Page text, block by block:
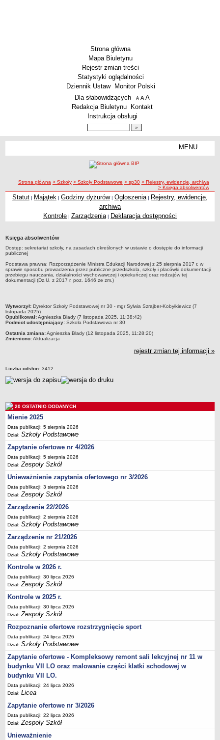
Strona główna
Mapa Biuletynu
Rejestr zmian treści
Statystyki oglądalności
Dziennik Ustaw
Monitor Polski
Menu dodatkowe
Dla słabowidzących A pomniejsz czcionkę
A standardowy rozmiar czcionki
A
Redakcja Biuletynu
Kontakt
Instrukcja obsługi
MENU
Licea
Zespoły Szkół
Techniczne Zakłady Naukowe
PRZEDSZKOLA
ARCHIWUM SZKÓŁ I PLACÓWEK
Zlikwidowane gimnazja
Przekształcone szkoły i placówki
Wielofunkcyjna Placówka
Specjalny Ośrodek nr 5
BURSA MIEJSKA
Dane podstawowe
Godziny dyżurów
Ogłoszenie
Kontrole
Sprawozdania
Deklaracja dostępności
PORADNIE PSYCHOLOGICZNO-PEDAGOGICZNE
Zespół Poradni
BIURO FINANSÓW OŚWIATY
Dane podstawowe
Statut
Majątek
Godziny dyżurów
Ogłoszenia
Zarządzenia
Rejestry, ewidencje, archiwa
Kontrole
PONOWNE WYKORZYSTYWANIE
Sprawozdania
Deklaracja dostępności
DEKLARACJA DOSTĘPNOŚCI
OŚWIADCZENIA MAJĄTKOWE
PONOWNE WYKORZYSTYWANIE
UDOSTĘPNIANIE INFORMACJI PUBLICZNEJ
OCHRONA DANYCH OSOBOWYCH
ścieżka nawigacji
Strona główna > Szkoły > Szkoły Podstawowe > sp30 > Rejestry, ewidencje, archiwa
> Księga absolwentów
Statut | Majątek | Godziny dyżurów| Ogłoszenia | Rejestry, ewidencje,
archiwa
Kontrole | Zarządzenia | Deklaracja dostępności
Księga absolwentów
Dostęp: sekretariat szkoły, na zasadach określonych w ustawie o dostępie do informacji
publicznej
Podstawa prawna: Rozporządzenie Ministra Edukacji Narodowej z 25 sierpnia 2017 r. w
sprawie sposobu prowadzenia przez publiczne przedszkola, szkoły i placówki dokumentacji
przebiegu nauczania, działalności wychowawczej i opiekuńczej oraz rodzajów tej
dokumentacji (Dz.U. z 2017 r. poz. 1646 ze zm.)
metryczka
Wytworzył: Dyrektor Szkoły Podstawowej nr 30 - mgr Sylwia Szrajber-Kobyłkiewicz (7
listopada 2025)
Opublikował:Agnieszka Blady (7 listopada 2025, 11:38:42)
Podmiot udostępniający: Szkoła Podstawowa nr 30
Ostatnia zmiana:Agnieszka Blady (12 listopada 2025, 11:28:20)
Zmieniono:Aktualizacja
rejestr zmian tej informacji »
Liczba odsłon: 3412
20 OSTATNIO DODANYCH
Mienie 2025
Data publikacji: 5 sierpnia 2026
Dział:Szkoły Podstawowe
Zapytanie ofertowe nr 4/2026
Data publikacji: 5 sierpnia 2026
Dział:Zespoły Szkół
Unieważnienie zapytania ofertowego nr 3/2026
Data publikacji: 3 sierpnia 2026
Dział:Zespoły Szkół
Zarządzenie 22/2026
Data publikacji: 2 sierpnia 2026
Dział:Szkoły Podstawowe
Zarządzenie nr 21/2026
Data publikacji: 2 sierpnia 2026
Dział:Szkoły Podstawowe
Kontrole w 2026 r.
Data publikacji: 30 lipca 2026
Dział:Zespoły Szkół
Kontrole w 2025 r.
Data publikacji: 30 lipca 2026
Dział:Zespoły Szkół
Rozpoznanie ofertowe rozstrzygnięcie sport
Data publikacji: 24 lipca 2026
Dział:Szkoły Podstawowe
Zapytanie ofertowe - Kompleksowy remont sali lekcyjnej nr 11 w
budynku VII LO oraz malowanie części klatki schodowej w
budynku VII LO.
Data publikacji: 24 lipca 2026
Dział:Licea
Zapytanie ofertowe nr 3/2026
Data publikacji: 22 lipca 2026
Dział:Zespoły Szkół
Unieważnienie